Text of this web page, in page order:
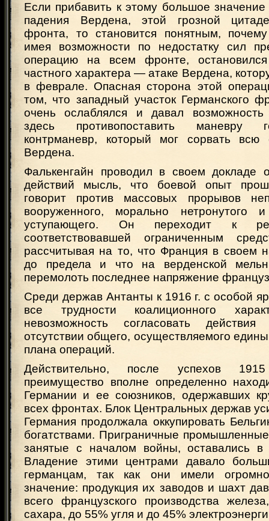
Если прибавить к этому большое
падения Вердена, этой грозной
фронта, то становится понятным,
имея возможности по недостатку сил
операцию на всем фронте,
частного характера — атаке Вердена,
в феврале. Опасная сторона этой
том, что западный участок Германского
очень ослаблялся и давал возможность
здесь противопоставить маневру
контрманевр, который мог сорвать всю
Вердена.
Фалькенгайн проводил в своем докладе
действий мысль, что боевой опыт
говорит против массовых прорывов
вооруженного, морально нетронутого
уступающего. Он переходит к
соответствовавшей ограниченным
рассчитывая на то, что Франция в своем
до предела и что на верденской
перемолоть последнее напряжение
Среди держав Антанты к 1916 г. с особой
все трудности коалиционного
невозможность согласовать
отсутствии общего, осуществляемого
плана операций.
Действительно, после успехов
преимущество вполне определенно
Германии и ее союзников, одержавших
всех фронтах. Блок Центральных держав
Германия продолжала оккупировать
богатствами. Приграничные
занятые с началом войны, оставались в
Владение этими центрами давало
германцам, так как они имели
значение: продукция их заводов и шахт
всего французского производства
сахара, до 55% угля и до 45%